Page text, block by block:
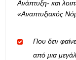
Ανάπτυξη- και
«Αναπτυξιακός
Που δεν
από μια